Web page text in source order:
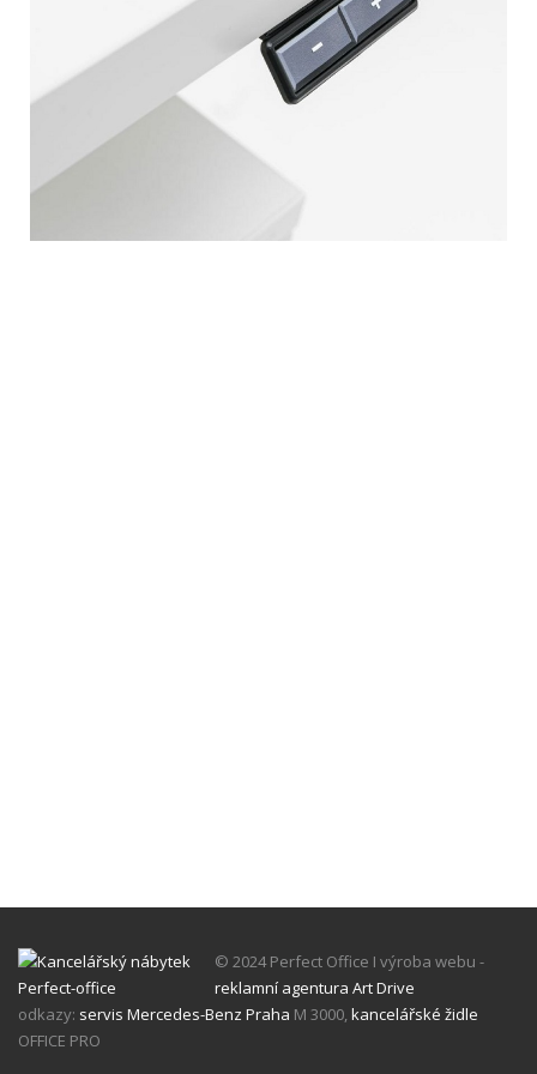
© 2024 Perfect Office I výroba webu -
reklamní agentura Art Drive
odkazy: servis Mercedes-Benz Praha M 3000, kancelářské židle
OFFICE PRO